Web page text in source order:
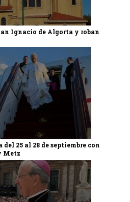
Ignacio de Algorta y roban
25 al 28 de septiembre con
Metz